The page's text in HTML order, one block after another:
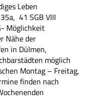
Leben
41 SGB VIII
Möglichkeit
Nähe der
in Dülmen,
möglich
Montag – Freitag,
finden nach